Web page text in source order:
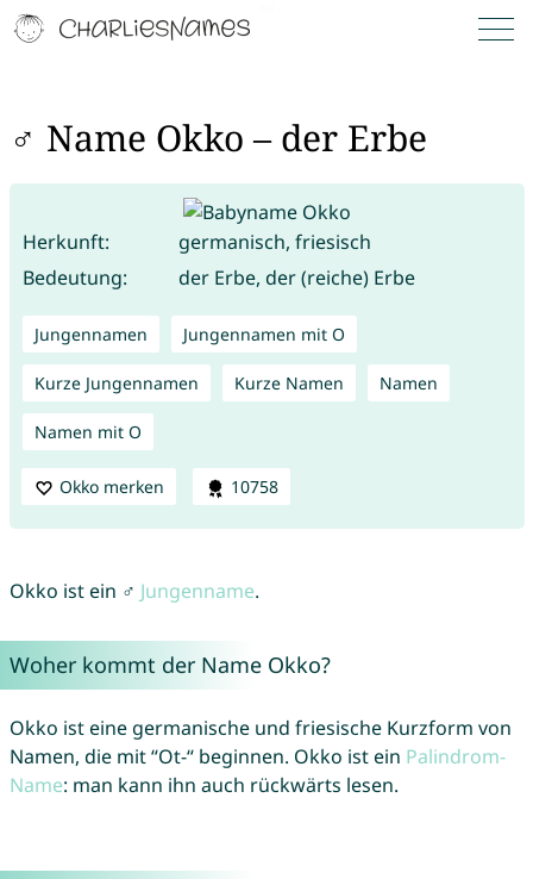
♂ Name Okko – der Erbe
Herkunft:
germanisch, friesisch
Bedeutung:
der Erbe, der (reiche) Erbe
Jungennamen Jungennamen mit O
Kurze Jungennamen Kurze Namen Namen
Namen mit O
Okko merken 10758
Okko ist ein ♂ Jungenname.
Woher kommt der Name Okko?
Okko ist eine germanische und friesische Kurzform von
Namen, die mit “Ot-“ beginnen. Okko ist ein Palindrom-
Name: man kann ihn auch rückwärts lesen.